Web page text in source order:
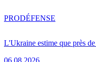
L'Ukraine estime que près
PRODÉFENSE